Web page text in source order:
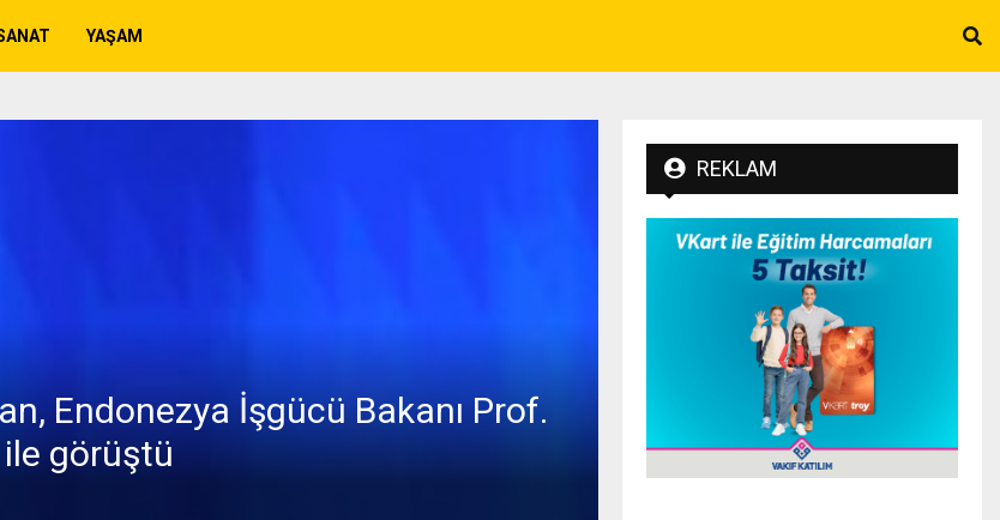
YAŞAM
Endonezya İşgücü Bakanı Prof.
ile görüştü
REKLAM